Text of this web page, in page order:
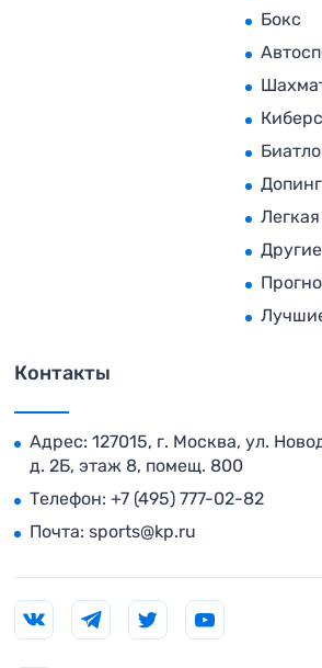
Бокс
Допинг
Другие
Контакты
Адрес: 127015, г. Москва, ул.
д. 2Б, этаж 8, помещ. 800
Телефон: +7 (495) 777-02-82
Почта: sports@kp.ru